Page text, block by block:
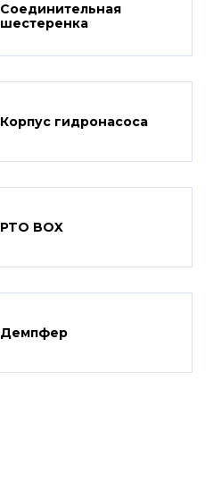
Соединительная
шестеренка
Корпус гидронасоса
PTO BOX
Демпфер